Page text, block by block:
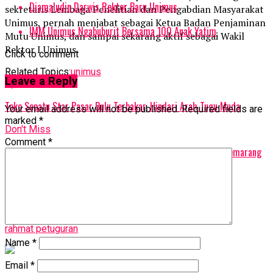
sekretaris Lembaga Penelitian dan Pengabdian Masyarakat
Unimus, pernah menjabat sebagai Ketua Badan Penjaminan
Mutu Unimus, dan sampai sekarang aktif sebagai Wakil
Rektor I Unimus.
Related Topics:unimus
Up Next
Toko Sepatu Star Pasar Bulu Terbakar, Hindari Arah Tugu Muda
Don't Miss
Bersama PT Sidomuncul dan Berlico Farma, IDI Kabupaten Semarang
rahmat petuguran
Djamaludin Darwis Rektor Baru Unimus
IMM Unimus Ngabuburit Bersama 100 Anak Yatim
Click to comment
Leave a Reply
Your email address will not be published. Required fields are
marked *
Comment *
Name *
Email *